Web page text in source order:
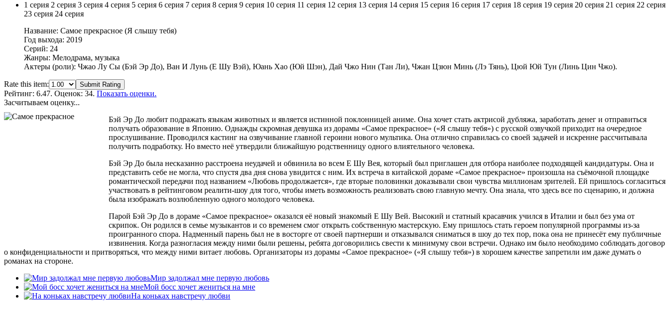
1 серия 2 серия 3 серия 4 серия 5 серия 6 серия 7 серия 8 серия 9 серия 10 серия 11 серия 12 серия 13 серия 14 серия 15 серия 16 серия 17 серия 18 серия 19 серия 20 серия 21 серия 22 серия
23 серия 24 серия
Название: Самое прекрасное (Я слышу тебя)
Год выхода: 2019
Серий: 24
Жанры: Мелодрама, музыка
Актеры (роли): Чжао Лу Сы (Бэй Эр До), Ван И Лунь (Е Шу Вэй), Юань Хао (Юй Шэн), Дай Чжо Нин (Тан Ли), Чжан Цзюн Минь (Лэ Тянь), Цюй Юй Тун (Линь Цин Чжо).
Rate this item: Submit Rating
Рейтинг: 6.47. Оценок: 34. Показать оценки.
Засчитываем оценку...
Бэй Эр До любит подражать языкам животных и является истинной поклонницей аниме. Она хочет стать актрисой дубляжа, заработать денег и отправиться
получать образование в Японию. Однажды скромная девушка из дорамы «Самое прекрасное» («Я слышу тебя») с русской озвучкой приходит на очередное
прослушивание. Проводился кастинг на озвучивание главной героини нового мультика. Она отлично справилась со своей задачей и искренне рассчитывала
получить подработку. Но вместо неё утвердили ближайшую родственницу одного влиятельного человека.
Бэй Эр До была несказанно расстроена неудачей и обвинила во всем Е Шу Вея, который был приглашен для отбора наиболее подходящей кандидатуры. Она и
представить себе не могла, что спустя два дня снова увидится с ним. Их встреча в китайской дораме «Самое прекрасное» произошла на съёмочной площадке
романтической передачи под названием «Любовь продолжается», где вторые половинки доказывали свои чувства миллионам зрителей. Ей пришлось согласиться
участвовать в рейтинговом реалити-шоу для того, чтобы иметь возможность реализовать свою главную мечту. Она знала, что здесь все по сценарию, и должна
была изображать возлюбленную одного молодого человека.
Парой Бэй Эр До в дораме «Самое прекрасное» оказался её новый знакомый Е Шу Вей. Высокий и статный красавчик учился в Италии и был без ума от
скрипок. Он родился в семье музыкантов и со временем смог открыть собственную мастерскую. Ему пришлось стать героем популярной программы из-за
проигранного спора. Надменный парень был не в восторге от своей партнерши и отказывался сниматься в шоу до тех пор, пока она не принесёт ему публичные
извинения. Когда разногласия между ними были решены, ребята договорились свести к минимуму свои встречи. Однако им было необходимо соблюдать договор
о конфиденциальности и притворяться, что между ними витает любовь. Организаторы из дорамы «Самое прекрасное» («Я слышу тебя») в хорошем качестве запретили им даже думать о
романах на стороне.
Мир задолжал мне первую любовь
Мой босс хочет жениться на мне
На коньках навстречу любви